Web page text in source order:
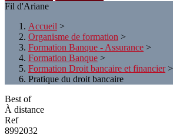
Fil d'Ariane
Accueil >
Organisme de formation >
Formation Banque - Assurance >
Formation Banque >
Formation Droit bancaire et financier>
Pratique du droit bancaire
Best of
À distance
Ref
8992032